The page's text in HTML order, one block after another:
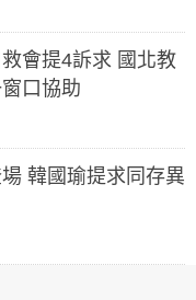
會提4訴求 國北教
口協助
韓國瑜提求同存異